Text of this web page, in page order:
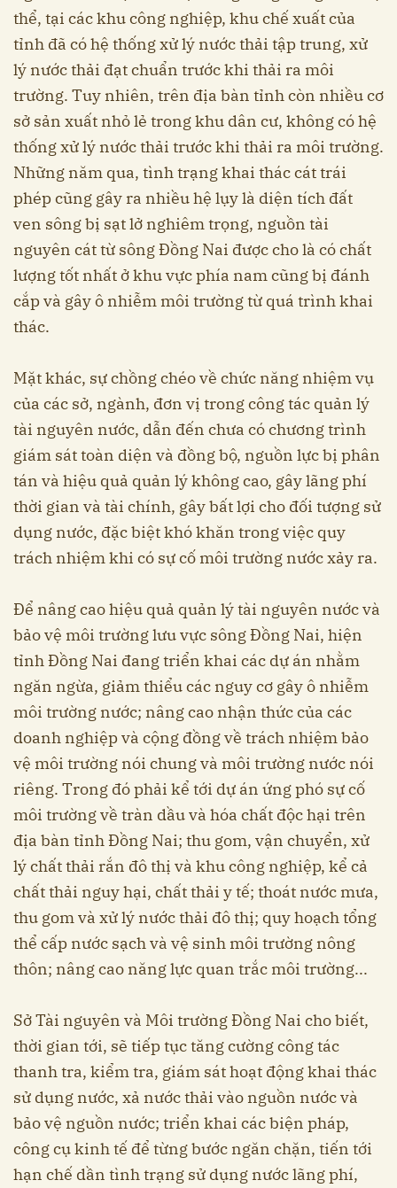
thể, tại các khu công nghiệp, khu chế xuất của
tỉnh đã có hệ thống xử lý nước thải tập trung, xử
lý nước thải đạt chuẩn trước khi thải ra môi
trường. Tuy nhiên, trên địa bàn tỉnh còn nhiều cơ
sở sản xuất nhỏ lẻ trong khu dân cư, không có hệ
thống xử lý nước thải trước khi thải ra môi trường.
Những năm qua, tình trạng khai thác cát trái
phép cũng gây ra nhiều hệ lụy là diện tích đất
ven sông bị sạt lở nghiêm trọng, nguồn tài
nguyên cát từ sông Đồng Nai được cho là có chất
lượng tốt nhất ở khu vực phía nam cũng bị đánh
cắp và gây ô nhiễm môi trường từ quá trình khai
thác.
Mặt khác, sự chồng chéo về chức năng nhiệm vụ
của các sở, ngành, đơn vị trong công tác quản lý
tài nguyên nước, dẫn đến chưa có chương trình
giám sát toàn diện và đồng bộ, nguồn lực bị phân
tán và hiệu quả quản lý không cao, gây lãng phí
thời gian và tài chính, gây bất lợi cho đối tượng sử
dụng nước, đặc biệt khó khăn trong việc quy
trách nhiệm khi có sự cố môi trường nước xảy ra.
Để nâng cao hiệu quả quản lý tài nguyên nước và
bảo vệ môi trường lưu vực sông Đồng Nai, hiện
tỉnh Đồng Nai đang triển khai các dự án nhằm
ngăn ngừa, giảm thiểu các nguy cơ gây ô nhiễm
môi trường nước; nâng cao nhận thức của các
doanh nghiệp và cộng đồng về trách nhiệm bảo
vệ môi trường nói chung và môi trường nước nói
riêng. Trong đó phải kể tới dự án ứng phó sự cố
môi trường về tràn dầu và hóa chất độc hại trên
địa bàn tỉnh Đồng Nai; thu gom, vận chuyển, xử
lý chất thải rắn đô thị và khu công nghiệp, kể cả
chất thải nguy hại, chất thải y tế; thoát nước mưa,
thu gom và xử lý nước thải đô thị; quy hoạch tổng
thể cấp nước sạch và vệ sinh môi trường nông
thôn; nâng cao năng lực quan trắc môi trường...
Sở Tài nguyên và Môi trường Đồng Nai cho biết,
thời gian tới, sẽ tiếp tục tăng cường công tác
thanh tra, kiểm tra, giám sát hoạt động khai thác
sử dụng nước, xả nước thải vào nguồn nước và
bảo vệ nguồn nước; triển khai các biện pháp,
công cụ kinh tế để từng bước ngăn chặn, tiến tới
hạn chế dần tình trạng sử dụng nước lãng phí,